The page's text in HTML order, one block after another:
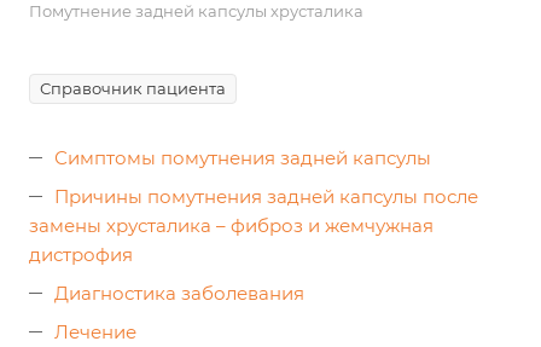
Помутнение задней капсулы хрусталика
Справочник пациента
Симптомы помутнения задней капсулы
Причины помутнения задней капсулы после
замены хрусталика – фиброз и жемчужная
дистрофия
Диагностика заболевания
Лечение